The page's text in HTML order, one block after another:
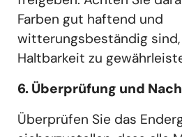
Farben gut haftend und
witterungsbeständig sind,
Haltbarkeit zu
6. Überprüfung und
Überprüfen Sie das